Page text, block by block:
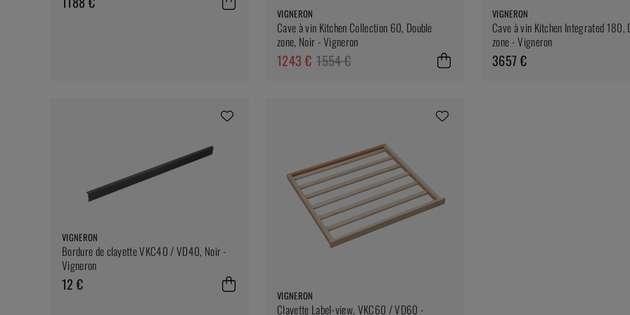
VIGNERON
Cave à vin Kitchen Collection 60, Double
zone, Noir - Vigneron
1243 € 1554 €
VIGNERON
Cave à vin Kitchen Integrated 180,
zone - Vigneron
3657 €
VIGNERON
Bordure de clayette VKC40 / VD40, Noir -
Vigneron
12 €
VIGNERON
Clayette Label-view, VKC60 / VD60 -